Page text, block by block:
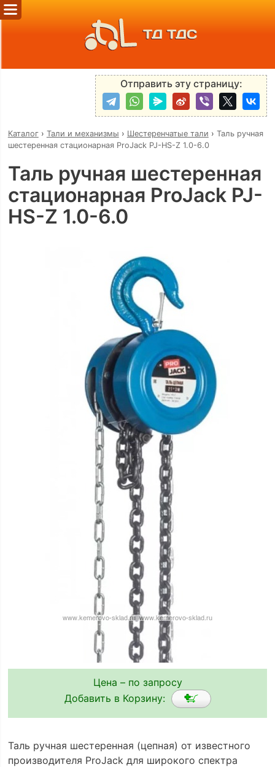
ТД ТДС
Отправить эту страницу:
Каталог› Тали и механизмы › Шестеренчатые тали › Таль ручная
шестеренная стационарная ProJack PJ-HS-Z 1.0-6.0
Таль ручная шестеренная
стационарная ProJack PJ-
HS-Z 1.0-6.0
Цена – по запросу
Добавить в Корзину:
Таль ручная шестеренная (цепная) от известного
производителя ProJack для широкого спектра